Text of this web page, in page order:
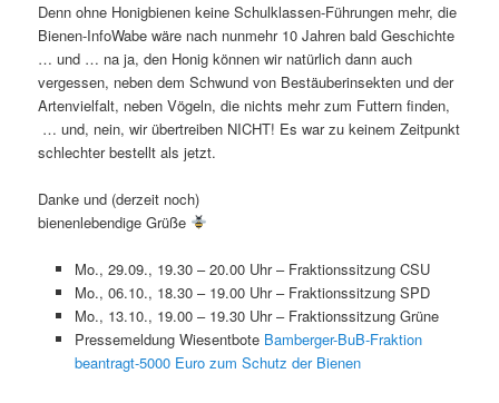
Denn ohne Honigbienen keine Schulklassen-Führungen mehr, die
Bienen-InfoWabe wäre nach nunmehr 10 Jahren bald Geschichte
… und … na ja, den Honig können wir natürlich dann auch
vergessen, neben dem Schwund von Bestäuberinsekten und der
Artenvielfalt, neben Vögeln, die nichts mehr zum Futtern finden,
… und, nein, wir übertreiben NICHT! Es war zu keinem Zeitpunkt
schlechter bestellt als jetzt.
Danke und (derzeit noch)
bienenlebendige Grüße
Mo., 29.09., 19.30 – 20.00 Uhr – Fraktionssitzung CSU
Mo., 06.10., 18.30 – 19.00 Uhr – Fraktionssitzung SPD
Mo., 13.10., 19.00 – 19.30 Uhr – Fraktionssitzung Grüne
Pressemeldung Wiesentbote Bamberger-BuB-Fraktion
beantragt-5000 Euro zum Schutz der Bienen